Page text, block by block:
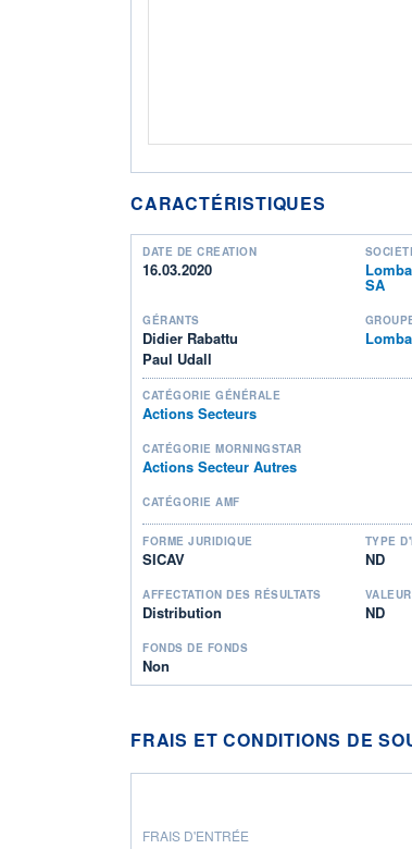
CARACTÉRISTIQUES
DATE DE CRÉATION
16.03.2020
SA
GÉRANTS
Didier Rabattu
Paul Udall
CATÉGORIE GÉNÉRALE
Actions Secteurs
CATÉGORIE MORNINGSTAR
Actions Secteur Autres
CATÉGORIE AMF
FORME JURIDIQUE
SICAV
TYPE
ND
AFFECTATION DES RÉSULTATS
Distribution ND
FONDS DE FONDS
Non
FRAIS ET CONDITIONS DE
FRAIS D'ENTRÉE